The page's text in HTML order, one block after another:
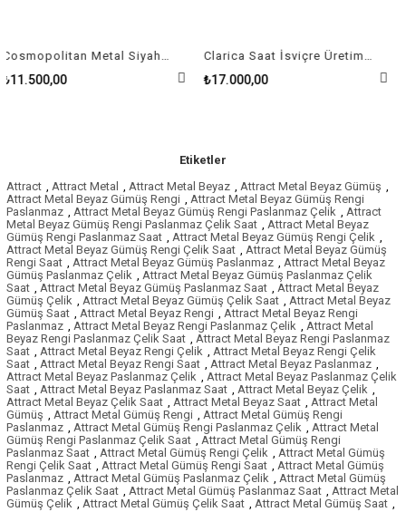
Cosmopolitan Metal Siyah Kaplama Saat Clarica Saat İsviçre Üretimi, Metal bileklik, Altın Rengi, Altın rengi yüzey
₺17.000,00
Etiketler
Attract , Attract Metal , Attract Metal Beyaz , Attract Metal Beyaz Gümüş ,
Attract Metal Beyaz Gümüş Rengi , Attract Metal Beyaz Gümüş Rengi
Paslanmaz , Attract Metal Beyaz Gümüş Rengi Paslanmaz Çelik , Attract
Metal Beyaz Gümüş Rengi Paslanmaz Çelik Saat , Attract Metal Beyaz
Gümüş Rengi Paslanmaz Saat , Attract Metal Beyaz Gümüş Rengi Çelik ,
Attract Metal Beyaz Gümüş Rengi Çelik Saat , Attract Metal Beyaz Gümüş
Rengi Saat , Attract Metal Beyaz Gümüş Paslanmaz , Attract Metal Beyaz
Gümüş Paslanmaz Çelik , Attract Metal Beyaz Gümüş Paslanmaz Çelik
Saat , Attract Metal Beyaz Gümüş Paslanmaz Saat , Attract Metal Beyaz
Gümüş Çelik , Attract Metal Beyaz Gümüş Çelik Saat , Attract Metal Beyaz
Gümüş Saat , Attract Metal Beyaz Rengi , Attract Metal Beyaz Rengi
Paslanmaz , Attract Metal Beyaz Rengi Paslanmaz Çelik , Attract Metal
Beyaz Rengi Paslanmaz Çelik Saat , Attract Metal Beyaz Rengi Paslanmaz
Saat , Attract Metal Beyaz Rengi Çelik , Attract Metal Beyaz Rengi Çelik
Saat , Attract Metal Beyaz Rengi Saat , Attract Metal Beyaz Paslanmaz ,
Attract Metal Beyaz Paslanmaz Çelik , Attract Metal Beyaz Paslanmaz Çelik
Saat , Attract Metal Beyaz Paslanmaz Saat , Attract Metal Beyaz Çelik ,
Attract Metal Beyaz Çelik Saat , Attract Metal Beyaz Saat , Attract Metal
Gümüş , Attract Metal Gümüş Rengi , Attract Metal Gümüş Rengi
Paslanmaz , Attract Metal Gümüş Rengi Paslanmaz Çelik , Attract Metal
Gümüş Rengi Paslanmaz Çelik Saat , Attract Metal Gümüş Rengi
Paslanmaz Saat , Attract Metal Gümüş Rengi Çelik , Attract Metal Gümüş
Rengi Çelik Saat , Attract Metal Gümüş Rengi Saat , Attract Metal Gümüş
Paslanmaz , Attract Metal Gümüş Paslanmaz Çelik , Attract Metal Gümüş
Paslanmaz Çelik Saat , Attract Metal Gümüş Paslanmaz Saat , Attract Metal
Gümüş Çelik , Attract Metal Gümüş Çelik Saat , Attract Metal Gümüş Saat ,